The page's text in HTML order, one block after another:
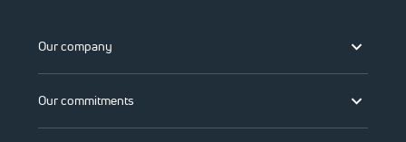
Our company
Our commitments